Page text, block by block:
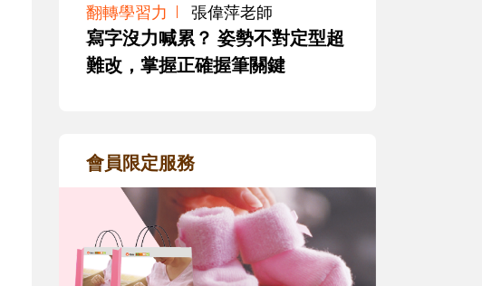
翻轉學習力 張偉萍老師
寫字沒力喊累？ 姿勢不對定型超
難改，掌握正確握筆關鍵
會員限定服務